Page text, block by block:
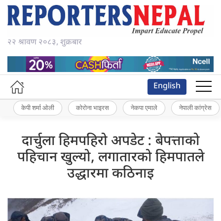
२२ श्रावण २०८३, शुक्रबार
English
केपी शर्मा ओली कोरोना भाइरस नेकपा एमाले नेपाली कांग्रेस
दार्चुला हिमपहिरो अपडेट : बेपत्ताको
पहिचान खुल्यो, लगातारको हिमपातले
उद्धारमा कठिनाइ